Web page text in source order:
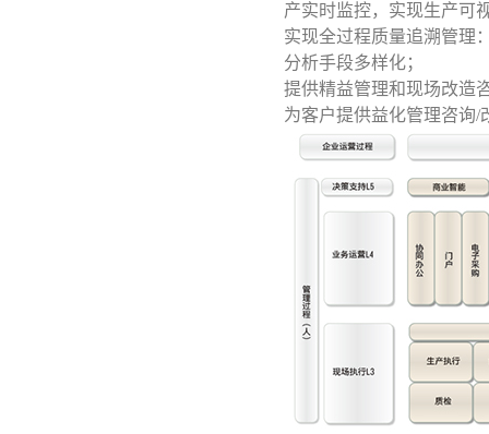
产实时监控，实现生产可
实现全过程质量追溯管理
分析手段多样化；
提供精益管理和现场改造
为客户提供益化管理咨询/